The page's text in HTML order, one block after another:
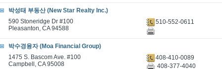
박성태 부동산 (New Star Realty Inc.)
590 Stoneridge Dr #100
Pleasanton, CA 94588
510-552-0611
박수경융자 (Moa Financial Group)
1475 S. Bascom Ave. #100
Campbell, CA 95008
408-410-0089
408-377-4040